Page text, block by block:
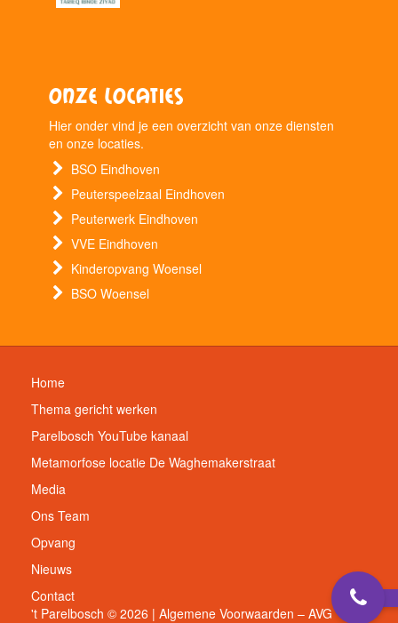
Onze locaties
Hier onder vind je een overzicht van onze diensten
en onze locaties.
BSO Eindhoven
Peuterspeelzaal Eindhoven
Peuterwerk Eindhoven
VVE Eindhoven
Kinderopvang Woensel
BSO Woensel
Home
Thema gericht werken
Parelbosch YouTube kanaal
Metamorfose locatie De Waghemakerstraat
Media
Ons Team
Opvang
Nieuws
Contact
't Parelbosch © 2026 | Algemene Voorwaarden – AVG